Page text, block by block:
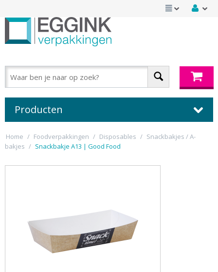
Producten
Home / Foodverpakkingen / Disposables / Snackbakjes / A-
bakjes / Snackbakje A13 | Good Food